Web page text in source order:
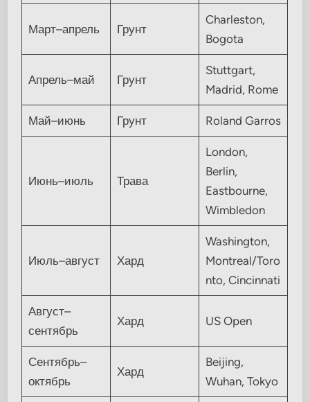
Март–апрель Грунт
Charleston,
Bogota
Апрель–май Грунт
Stuttgart,
Madrid, Rome
Май–июнь Грунт Roland Garros
Июнь–июль Трава
London,
Berlin,
Eastbourne,
Wimbledon
Июль–август Хард
Washington,
Montreal/Toro
nto, Cincinnati
Август–
сентябрь
Хард US Open
Сентябрь–
октябрь
Хард
Beijing,
Wuhan, Tokyo